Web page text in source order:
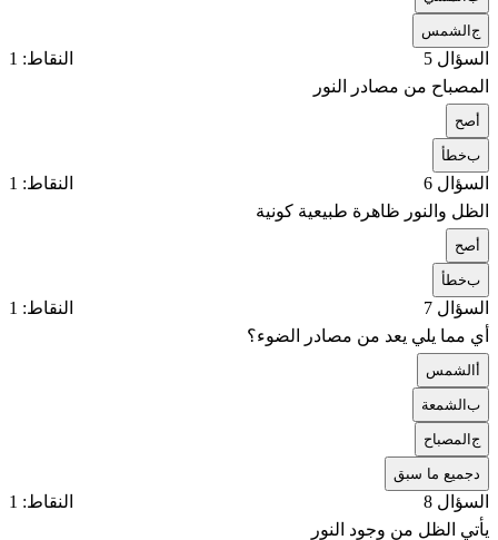
جالشمس
السؤال 5
النقاط: 1
المصباح من مصادر النور
صح
بخطأ
السؤال 6
النقاط: 1
الظل والنور ظاهرة طبيعية كونية
صح
بخطأ
السؤال 7
النقاط: 1
أي مما يلي يعد من مصادر الضوء؟
الشمس
بالشمعة
جالمصباح
جميع ما سبق
السؤال 8
النقاط: 1
يأتي الظل من وجود النور